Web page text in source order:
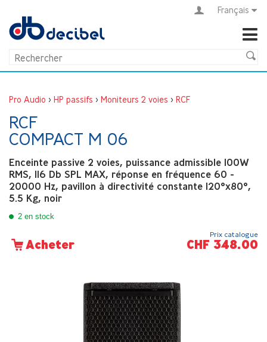
Français
Pro Audio > HP passifs > Moniteurs 2 voies > RCF
RCF
COMPACT M 06
Enceinte passive 2 voies, puissance admissible 100W
RMS, 116 Db SPL MAX, réponse en fréquence 60 -
20000 Hz, pavillon à directivité constante 120°x80°,
5.5 Kg, noir
2 en stock
Acheter
Prix catalogue
CHF 348.00